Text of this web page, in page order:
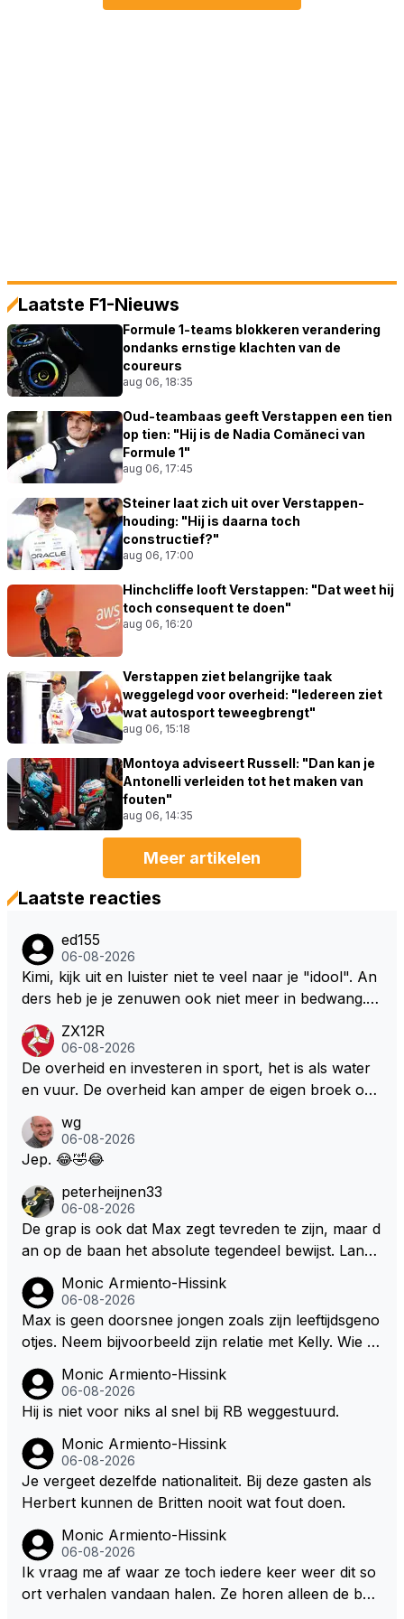
Laatste F1-Nieuws
Formule 1-teams blokkeren verandering
ondanks ernstige klachten van de
coureurs
aug 06, 18:35
Oud-teambaas geeft Verstappen een tien
op tien: "Hij is de Nadia Comăneci van
Formule 1"
aug 06, 17:45
Steiner laat zich uit over Verstappen-
houding: "Hij is daarna toch
constructief?"
aug 06, 17:00
Hinchcliffe looft Verstappen: "Dat weet hij
toch consequent te doen"
aug 06, 16:20
Verstappen ziet belangrijke taak
weggelegd voor overheid: "Iedereen ziet
wat autosport teweegbrengt"
aug 06, 15:18
Montoya adviseert Russell: "Dan kan je
Antonelli verleiden tot het maken van
fouten"
aug 06, 14:35
Meer artikelen
Laatste reacties
ed155
06-08-2026
Kimi, kijk uit en luister niet te veel naar je "idool". An
ders heb je je zenuwen ook niet meer in bedwang. Zi
Marquez/Jos ? Veel gezelliger
ZX12R
06-08-2026
De overheid en investeren in sport, het is als water
en vuur. De overheid kan amper de eigen broek oph
s. Je kunt de Staat het best vergelijken met de sherif
f van Nottinghem (Robin Hood) welk achter de bom
m/haar van zijn laatste zuurverdiende stuiver te ber
oven. De Staat heeft nooit ooit maar een stuiver in Z
andvoort willen investeren en dat zal ook nooit gebe
uren. Afdragen van BTW gelden en vergunningen bi
j dergelijke sportievefestiviteiten MOET je dan weer
wel afstaan, de parasiet.
wg
06-08-2026
Jep. 😂🤣😂
peterheijnen33
06-08-2026
De grap is ook dat Max zegt tevreden te zijn, maar d
an op de baan het absolute tegendeel bewijst. Lando
dan eigenlijk niet echt zien. ;)
Monic Armiento-Hissink
06-08-2026
Max is geen doorsnee jongen zoals zijn leeftijdsgeno
otjes. Neem bijvoorbeeld zijn relatie met Kelly. Wie g
artjes ouder is en al een kleine heeft van een voorm
alig RB-lid op de leeftijd van 23 jaar? Hij doet dingen
oon. Ieder jaar is er in Hongarije een uitje voor zijn t
eam. Op 28-jarige leeftijd is hij al eigenaar van een su
ccesvol raceteam. Hij is niet alleen speciaal in de aut
Monic Armiento-Hissink
06-08-2026
Hij is niet voor niks al snel bij RB weggestuurd.
Monic Armiento-Hissink
06-08-2026
Je vergeet dezelfde nationaliteit. Bij deze gasten als
Herbert kunnen de Britten nooit wat fout doen.
Monic Armiento-Hissink
06-08-2026
Ik vraag me af waar ze toch iedere keer weer dit so
ort verhalen vandaan halen. Ze horen alleen de boa